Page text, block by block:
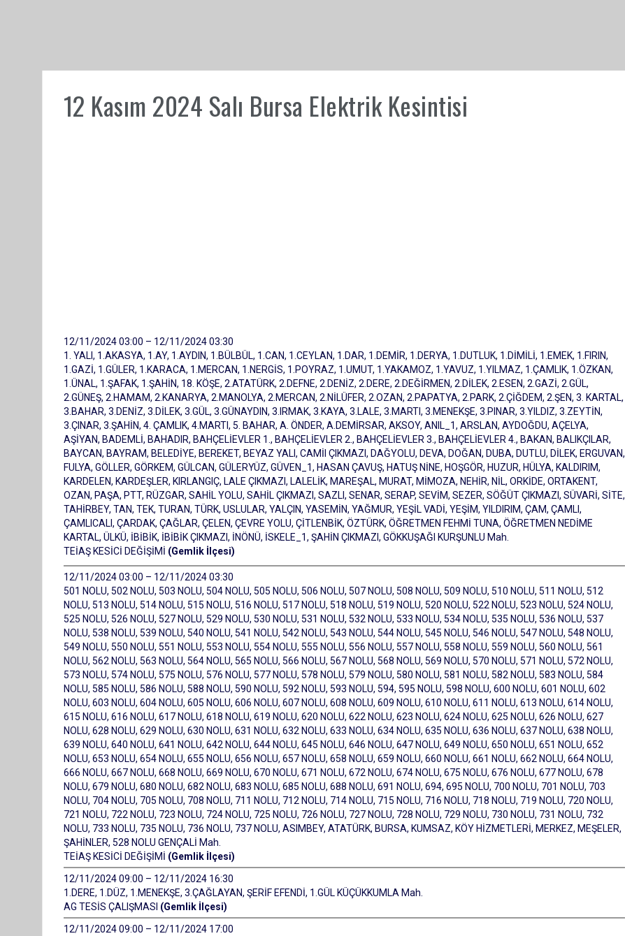
12 Kasım 2024 Salı Bursa Elektrik Kesintisi
12/11/2024 03:00 – 12/11/2024 03:30
1. YALI, 1.AKASYA, 1.AY, 1.AYDIN, 1.BÜLBÜL, 1.CAN, 1.CEYLAN, 1.DAR, 1.DEMİR, 1.DERYA, 1.DUTLUK, 1.DİMİLİ, 1.EMEK, 1.FIRIN,
1.GAZİ, 1.GÜLER, 1.KARACA, 1.MERCAN, 1.NERGİS, 1.POYRAZ, 1.UMUT, 1.YAKAMOZ, 1.YAVUZ, 1.YILMAZ, 1.ÇAMLIK, 1.ÖZKAN,
1.ÜNAL, 1.ŞAFAK, 1.ŞAHİN, 18. KÖŞE, 2.ATATÜRK, 2.DEFNE, 2.DENİZ, 2.DERE, 2.DEĞİRMEN, 2.DİLEK, 2.ESEN, 2.GAZİ, 2.GÜL,
2.GÜNEŞ, 2.HAMAM, 2.KANARYA, 2.MANOLYA, 2.MERCAN, 2.NİLÜFER, 2.OZAN, 2.PAPATYA, 2.PARK, 2.ÇİĞDEM, 2.ŞEN, 3. KARTAL,
3.BAHAR, 3.DENİZ, 3.DİLEK, 3.GÜL, 3.GÜNAYDIN, 3.IRMAK, 3.KAYA, 3.LALE, 3.MARTI, 3.MENEKŞE, 3.PINAR, 3.YILDIZ, 3.ZEYTİN,
3.ÇINAR, 3.ŞAHİN, 4. ÇAMLIK, 4.MARTI, 5. BAHAR, A. ÖNDER, A.DEMİRSAR, AKSOY, ANIL_1, ARSLAN, AYDOĞDU, AÇELYA,
AŞİYAN, BADEMLİ, BAHADIR, BAHÇELİEVLER 1., BAHÇELİEVLER 2., BAHÇELİEVLER 3., BAHÇELİEVLER 4., BAKAN, BALIKÇILAR,
BAYCAN, BAYRAM, BELEDİYE, BEREKET, BEYAZ YALI, CAMİI ÇIKMAZI, DAĞYOLU, DEVA, DOĞAN, DUBA, DUTLU, DİLEK, ERGUVAN,
FULYA, GÖLLER, GÖRKEM, GÜLCAN, GÜLERYÜZ, GÜVEN_1, HASAN ÇAVUŞ, HATUŞ NİNE, HOŞGÖR, HUZUR, HÜLYA, KALDIRIM,
KARDELEN, KARDEŞLER, KIRLANGIÇ, LALE ÇIKMAZI, LALELİK, MAREŞAL, MURAT, MİMOZA, NEHİR, NİL, ORKİDE, ORTAKENT,
OZAN, PAŞA, PTT, RÜZGAR, SAHİL YOLU, SAHİL ÇIKMAZI, SAZLI, SENAR, SERAP, SEVİM, SEZER, SÖĞÜT ÇIKMAZI, SÜVARİ, SİTE,
TAHİRBEY, TAN, TEK, TURAN, TÜRK, USLULAR, YALÇIN, YASEMİN, YAĞMUR, YEŞİL VADİ, YEŞİM, YILDIRIM, ÇAM, ÇAMLI,
ÇAMLICALI, ÇARDAK, ÇAĞLAR, ÇELEN, ÇEVRE YOLU, ÇİTLENBİK, ÖZTÜRK, ÖĞRETMEN FEHMİ TUNA, ÖĞRETMEN NEDİME
KARTAL, ÜLKÜ, İBİBİK, İBİBİK ÇIKMAZI, İNÖNÜ, İSKELE_1, ŞAHİN ÇIKMAZI, GÖKKUŞAĞI KURŞUNLU Mah.
TEİAŞ KESİCİ DEĞİŞİMİ (Gemlik İlçesi)
12/11/2024 03:00 – 12/11/2024 03:30
501 NOLU, 502 NOLU, 503 NOLU, 504 NOLU, 505 NOLU, 506 NOLU, 507 NOLU, 508 NOLU, 509 NOLU, 510 NOLU, 511 NOLU, 512
NOLU, 513 NOLU, 514 NOLU, 515 NOLU, 516 NOLU, 517 NOLU, 518 NOLU, 519 NOLU, 520 NOLU, 522 NOLU, 523 NOLU, 524 NOLU,
525 NOLU, 526 NOLU, 527 NOLU, 529 NOLU, 530 NOLU, 531 NOLU, 532 NOLU, 533 NOLU, 534 NOLU, 535 NOLU, 536 NOLU, 537
NOLU, 538 NOLU, 539 NOLU, 540 NOLU, 541 NOLU, 542 NOLU, 543 NOLU, 544 NOLU, 545 NOLU, 546 NOLU, 547 NOLU, 548 NOLU,
549 NOLU, 550 NOLU, 551 NOLU, 553 NOLU, 554 NOLU, 555 NOLU, 556 NOLU, 557 NOLU, 558 NOLU, 559 NOLU, 560 NOLU, 561
NOLU, 562 NOLU, 563 NOLU, 564 NOLU, 565 NOLU, 566 NOLU, 567 NOLU, 568 NOLU, 569 NOLU, 570 NOLU, 571 NOLU, 572 NOLU,
573 NOLU, 574 NOLU, 575 NOLU, 576 NOLU, 577 NOLU, 578 NOLU, 579 NOLU, 580 NOLU, 581 NOLU, 582 NOLU, 583 NOLU, 584
NOLU, 585 NOLU, 586 NOLU, 588 NOLU, 590 NOLU, 592 NOLU, 593 NOLU, 594, 595 NOLU, 598 NOLU, 600 NOLU, 601 NOLU, 602
NOLU, 603 NOLU, 604 NOLU, 605 NOLU, 606 NOLU, 607 NOLU, 608 NOLU, 609 NOLU, 610 NOLU, 611 NOLU, 613 NOLU, 614 NOLU,
615 NOLU, 616 NOLU, 617 NOLU, 618 NOLU, 619 NOLU, 620 NOLU, 622 NOLU, 623 NOLU, 624 NOLU, 625 NOLU, 626 NOLU, 627
NOLU, 628 NOLU, 629 NOLU, 630 NOLU, 631 NOLU, 632 NOLU, 633 NOLU, 634 NOLU, 635 NOLU, 636 NOLU, 637 NOLU, 638 NOLU,
639 NOLU, 640 NOLU, 641 NOLU, 642 NOLU, 644 NOLU, 645 NOLU, 646 NOLU, 647 NOLU, 649 NOLU, 650 NOLU, 651 NOLU, 652
NOLU, 653 NOLU, 654 NOLU, 655 NOLU, 656 NOLU, 657 NOLU, 658 NOLU, 659 NOLU, 660 NOLU, 661 NOLU, 662 NOLU, 664 NOLU,
666 NOLU, 667 NOLU, 668 NOLU, 669 NOLU, 670 NOLU, 671 NOLU, 672 NOLU, 674 NOLU, 675 NOLU, 676 NOLU, 677 NOLU, 678
NOLU, 679 NOLU, 680 NOLU, 682 NOLU, 683 NOLU, 685 NOLU, 688 NOLU, 691 NOLU, 694, 695 NOLU, 700 NOLU, 701 NOLU, 703
NOLU, 704 NOLU, 705 NOLU, 708 NOLU, 711 NOLU, 712 NOLU, 714 NOLU, 715 NOLU, 716 NOLU, 718 NOLU, 719 NOLU, 720 NOLU,
721 NOLU, 722 NOLU, 723 NOLU, 724 NOLU, 725 NOLU, 726 NOLU, 727 NOLU, 728 NOLU, 729 NOLU, 730 NOLU, 731 NOLU, 732
NOLU, 733 NOLU, 735 NOLU, 736 NOLU, 737 NOLU, ASIMBEY, ATATÜRK, BURSA, KUMSAZ, KÖY HİZMETLERİ, MERKEZ, MEŞELER,
ŞAHİNLER, 528 NOLU GENÇALİ Mah.
TEİAŞ KESİCİ DEĞİŞİMİ (Gemlik İlçesi)
12/11/2024 09:00 – 12/11/2024 16:30
1.DERE, 1.DÜZ, 1.MENEKŞE, 3.ÇAĞLAYAN, ŞERİF EFENDİ, 1.GÜL KÜÇÜKKUMLA Mah.
AG TESİS ÇALIŞMASI (Gemlik İlçesi)
12/11/2024 09:00 – 12/11/2024 17:00